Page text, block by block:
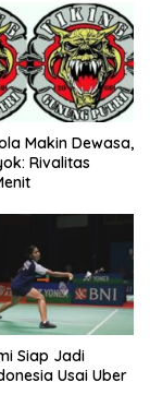
Makin Dewasa,
Rivalitas
Siap Jadi
Usai Uber